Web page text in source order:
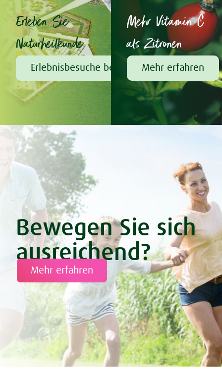
Erleben Sie
Naturheilkunde
Erlebnisbesuche bei A.Vogel
Mehr Vitamin C
als Zitronen
Mehr erfahren
Bewegen Sie sich
ausreichend?
Mehr erfahren